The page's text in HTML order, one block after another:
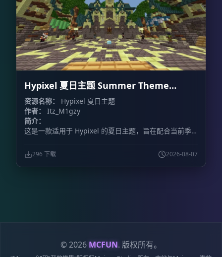
Hypixel 夏日主题 Summer Theme
Hypixel
资源名称：
Hypixel 夏日主题
作者：
Itz_M1gzy
简介：
这是一款适用于 Hypixel 的夏日主题，旨在配合当前季
296 下载 2026-08-07
© 2026 MCFUN. 版权所有。